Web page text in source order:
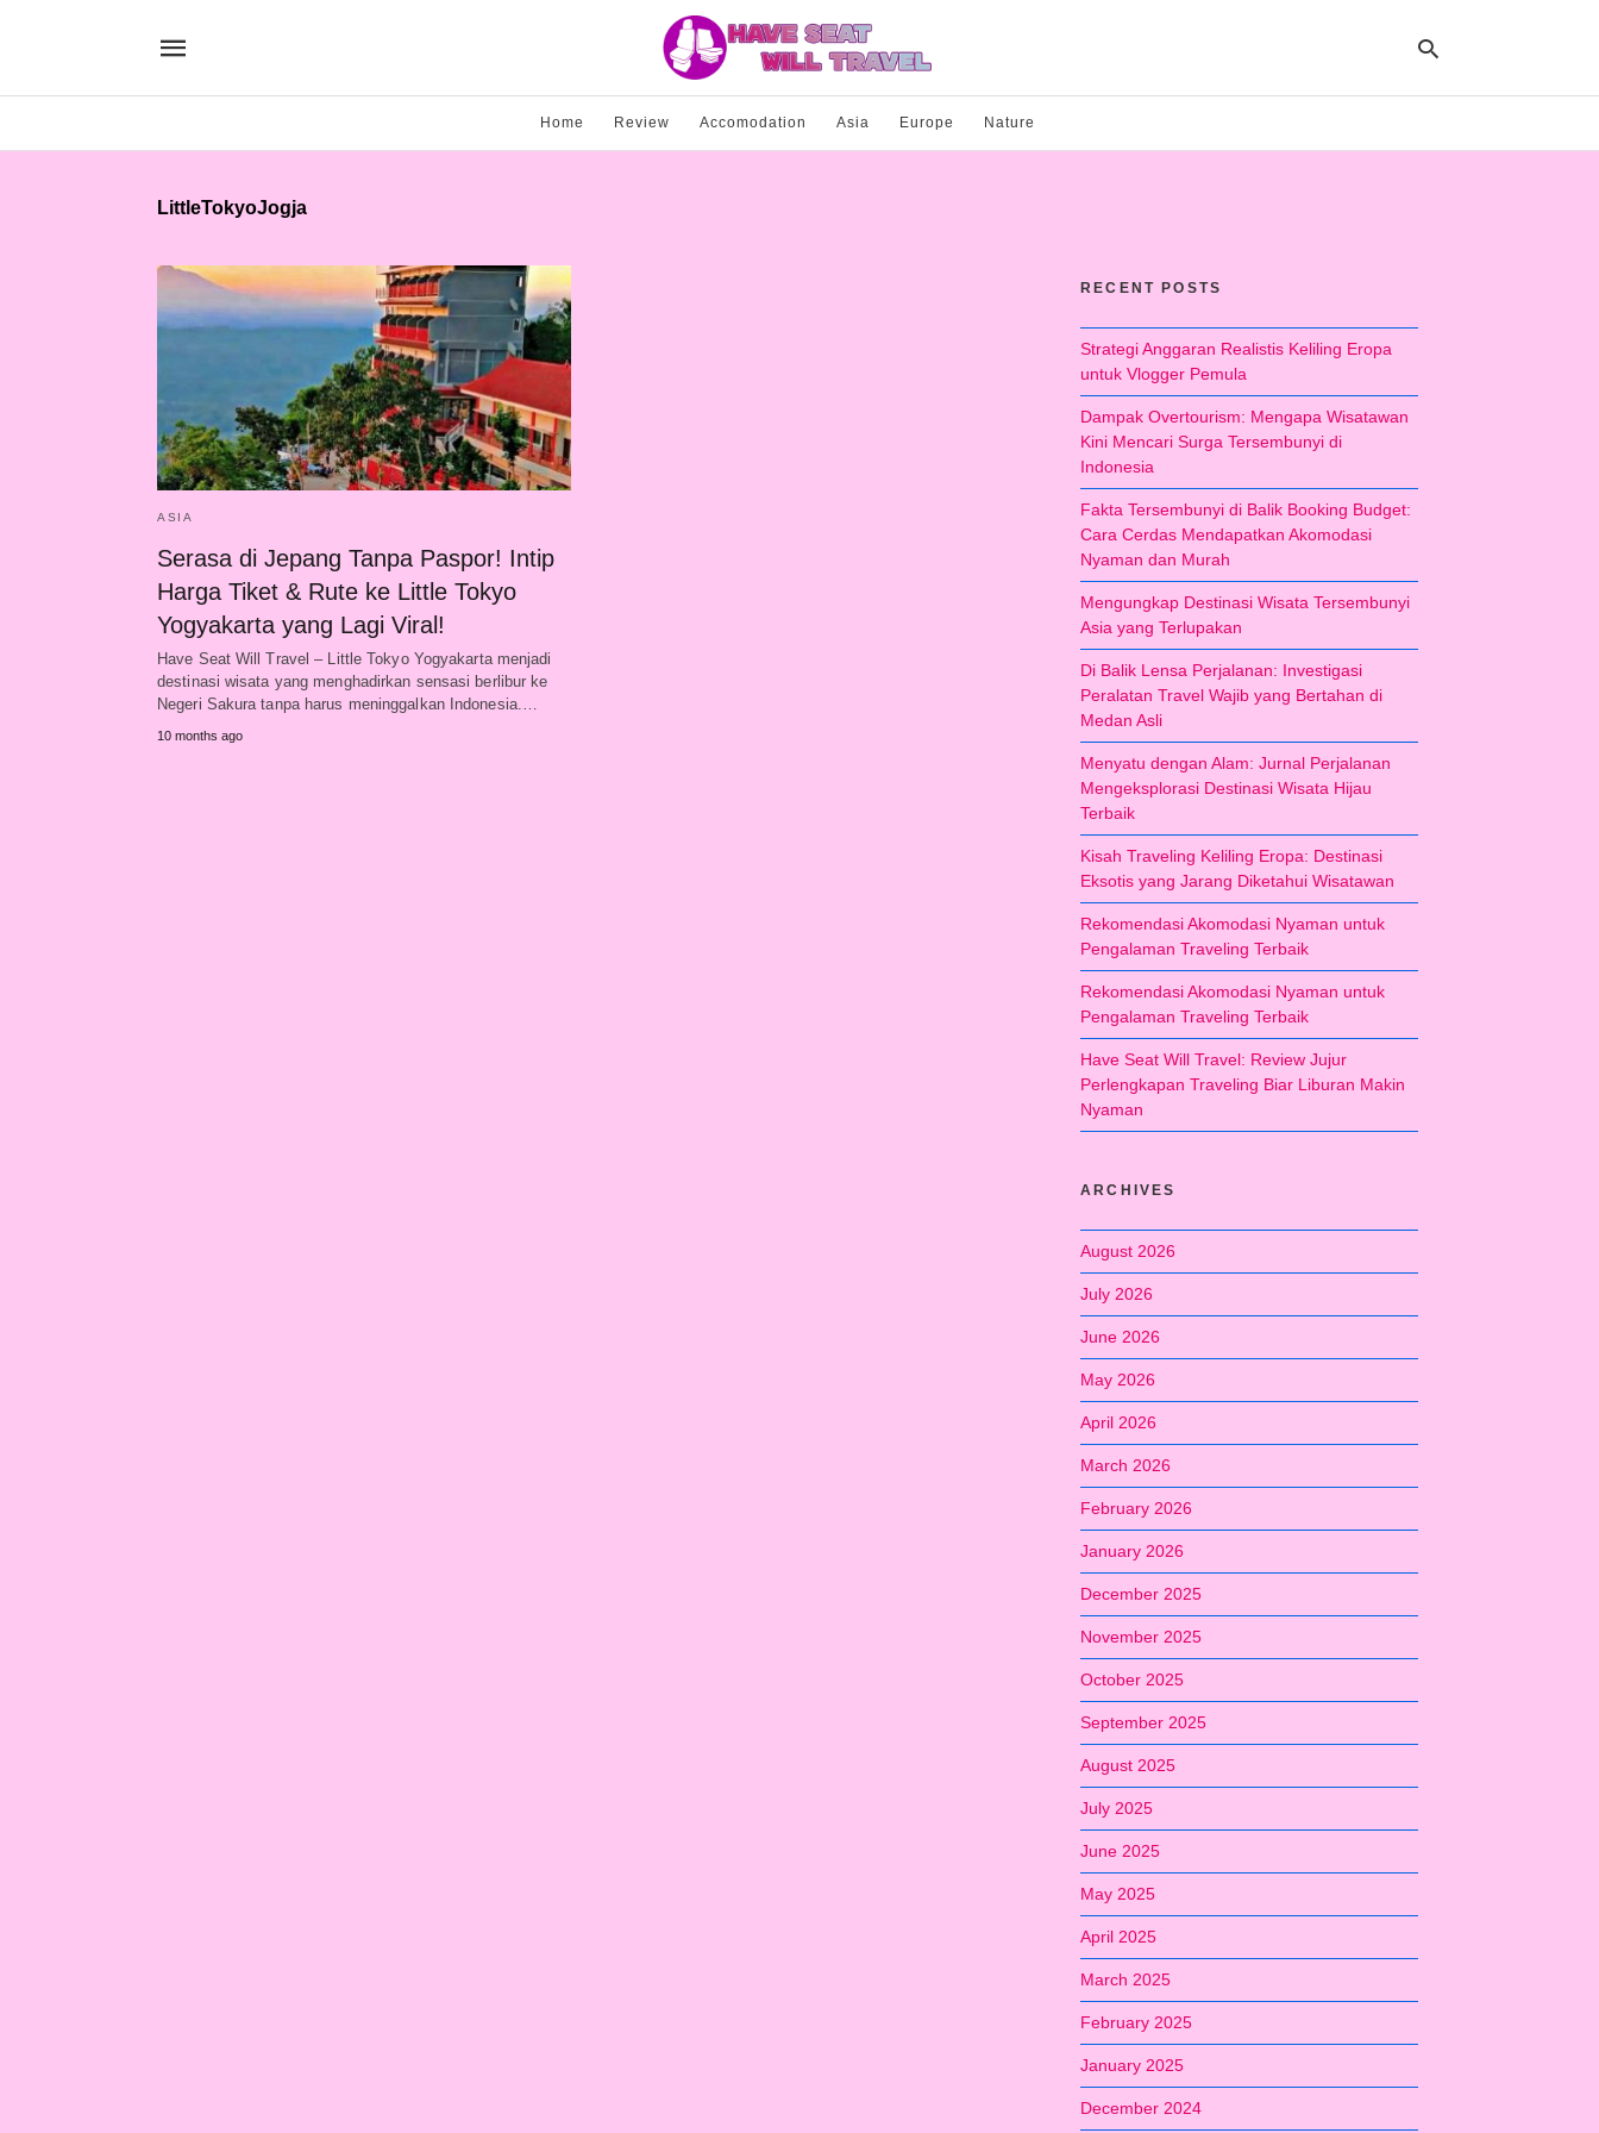
Home Review Accomodation Asia Europe Nature
LittleTokyoJogja
ASIA
Serasa di Jepang Tanpa Paspor! Intip
Harga Tiket & Rute ke Little Tokyo
Yogyakarta yang Lagi Viral!
Have Seat Will Travel – Little Tokyo Yogyakarta menjadi
destinasi wisata yang menghadirkan sensasi berlibur ke
Negeri Sakura tanpa harus meninggalkan Indonesia.…
10 months ago
RECENT POSTS
Strategi Anggaran Realistis Keliling Eropa
untuk Vlogger Pemula
Dampak Overtourism: Mengapa Wisatawan
Kini Mencari Surga Tersembunyi di
Indonesia
Fakta Tersembunyi di Balik Booking Budget:
Cara Cerdas Mendapatkan Akomodasi
Nyaman dan Murah
Mengungkap Destinasi Wisata Tersembunyi
Asia yang Terlupakan
Di Balik Lensa Perjalanan: Investigasi
Peralatan Travel Wajib yang Bertahan di
Medan Asli
Menyatu dengan Alam: Jurnal Perjalanan
Mengeksplorasi Destinasi Wisata Hijau
Terbaik
Kisah Traveling Keliling Eropa: Destinasi
Eksotis yang Jarang Diketahui Wisatawan
Rekomendasi Akomodasi Nyaman untuk
Pengalaman Traveling Terbaik
Rekomendasi Akomodasi Nyaman untuk
Pengalaman Traveling Terbaik
Have Seat Will Travel: Review Jujur
Perlengkapan Traveling Biar Liburan Makin
Nyaman
ARCHIVES
August 2026
July 2026
June 2026
May 2026
April 2026
March 2026
February 2026
January 2026
December 2025
November 2025
October 2025
September 2025
August 2025
July 2025
June 2025
May 2025
April 2025
March 2025
February 2025
January 2025
December 2024